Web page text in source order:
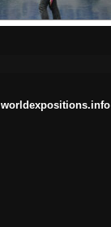
worldexpositions.info